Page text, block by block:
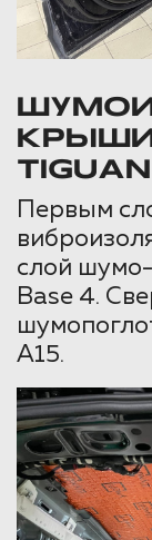
КРЫШИ
Первым
слой
Base 4.
А15.